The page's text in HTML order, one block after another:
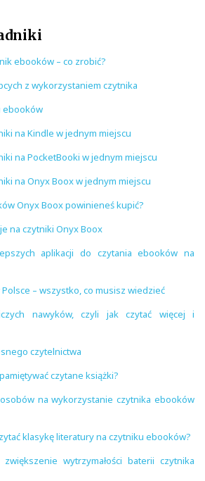
ebooków – co zrobić?
z wykorzystaniem czytnika
ebooków
na Kindle w jednym miejscu
na PocketBooki w jednym miejscu
na Onyx Boox w jednym miejscu
Onyx Boox powinieneś kupić?
na czytniki Onyx Boox
aplikacji do czytania ebooków na
– wszystko, co musisz wiedzieć
nawyków, czyli jak czytać więcej i
czytelnictwa
czytane książki?
na wykorzystanie czytnika ebooków
klasykę literatury na czytniku ebooków?
wytrzymałości baterii czytnika